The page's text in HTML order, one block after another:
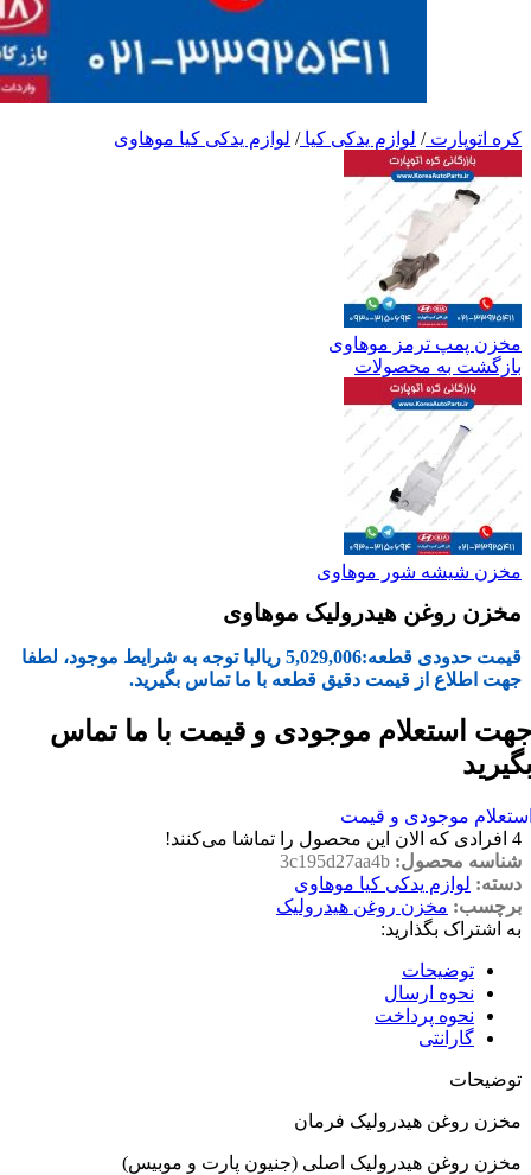
کره اتوپارت/ لوازم یدکی کیا/ لوازم یدکی کیا موهاوی
مخزن پمپ ترمز موهاوی
بازگشت به محصولات
مخزن شیشه شور موهاوی
مخزن روغن هیدرولیک موهاوی
قیمت حدودی قطعه:5,029,006 ریالبا توجه به شرایط موجود، لطفا
جهت اطلاع از قیمت دقیق قطعه با ما تماس بگیرید.
استعلام موجودی و قیمت با ما تماس
موجودی و قیمت
4 افرادی که الان این محصول را تماشا می‌کنند!
شناسه محصول: 3c195d27aa4b
دسته: لوازم یدکی کیا موهاوی
برچسب: مخزن روغن هیدرولیک
به اشتراک بگذارید:
توضیحات
نحوه ارسال
نحوه پرداخت
گارانتی
توضیحات
مخزن روغن هیدرولیک فرمان
مخزن روغن هیدرولیک اصلی (جنیون پارت و موبیس)